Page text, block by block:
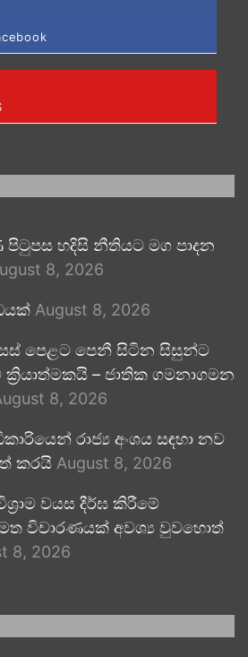
හදිසි නීතියට මග පාදන
8, 2026
August 8, 2026
පෙළට පෙනී සිටින සිසුන්ට
ක්‍රියාත්මකයි – ජාතික ගමනාගමන
8, 2026
රාජ්‍ය අංශය සඳහා නව
කරයි August 8, 2026
වයස දීර්ඝ කිරීමේ
විචාරණයක් අවශ්‍ය වුවහොත්
8, 2026